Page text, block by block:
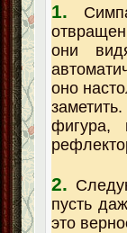
1.
они
оно
фигура,
2.
пусть
это